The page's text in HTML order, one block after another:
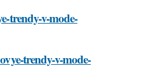
trendy-v-mode-
trendy-v-mode-